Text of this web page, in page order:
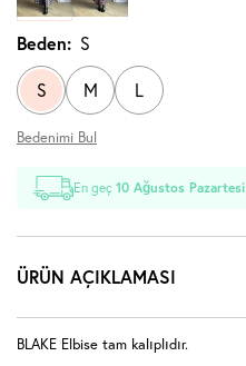
Beden: S
S M L
Bedenimi Bul
En geç10 Ağustos Pazartesi
ÜRÜN AÇIKLAMASI
BLAKE Elbise tam kalıplıdır.